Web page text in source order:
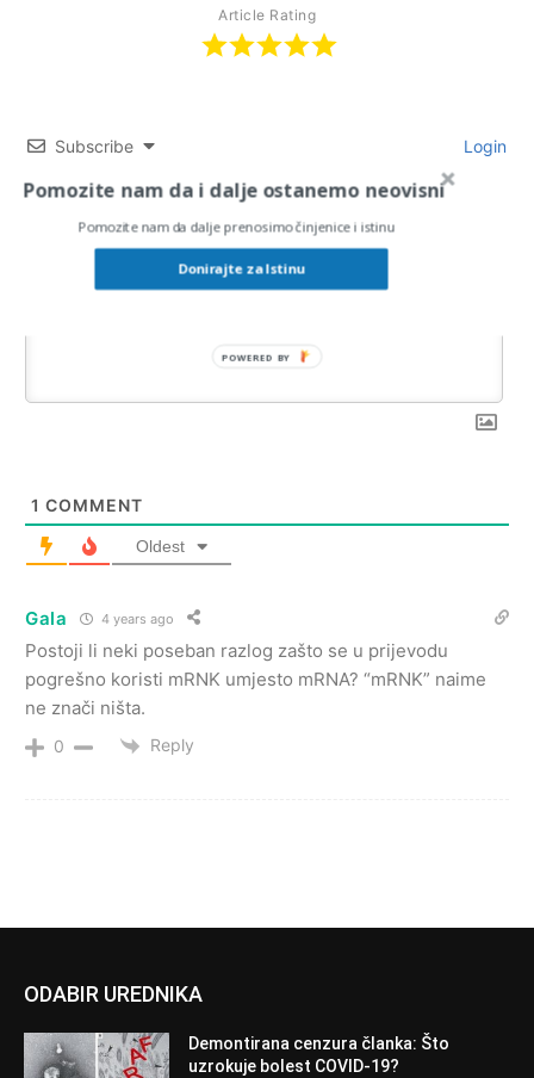
Article Rating
Subscribe Login
1 COMMENT
Oldest
Gala 4 years ago
Postoji li neki poseban razlog zašto se u prijevodu
pogrešno koristi mRNK umjesto mRNA? “mRNK” naime
ne znači ništa.
0 Reply
ODABIR UREDNIKA
Demontirana cenzura članka: Što
uzrokuje bolest COVID-19?
Pomozite nam da i dalje ostanemo neovisni
Pomozite nam da dalje prenosimo činjenice i istinu
Donirajte za Istinu
POWERED